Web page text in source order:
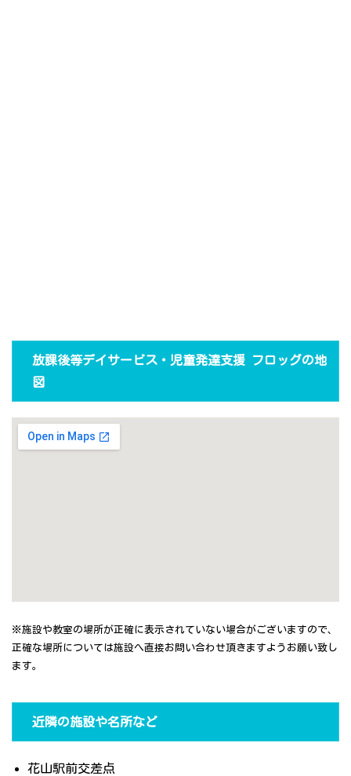
放課後等デイサービス・児童発達支援 フロッグの地
図
※施設や教室の場所が正確に表示されていない場合がございますので、
正確な場所については施設へ直接お問い合わせ頂きますようお願い致し
ます。
近隣の施設や名所など
花山駅前交差点